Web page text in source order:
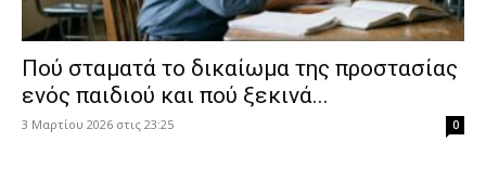
Πού σταματά το δικαίωμα της προστασίας
ενός παιδιού και πού ξεκινά...
3 Μαρτίου 2026 στις 23:25 0